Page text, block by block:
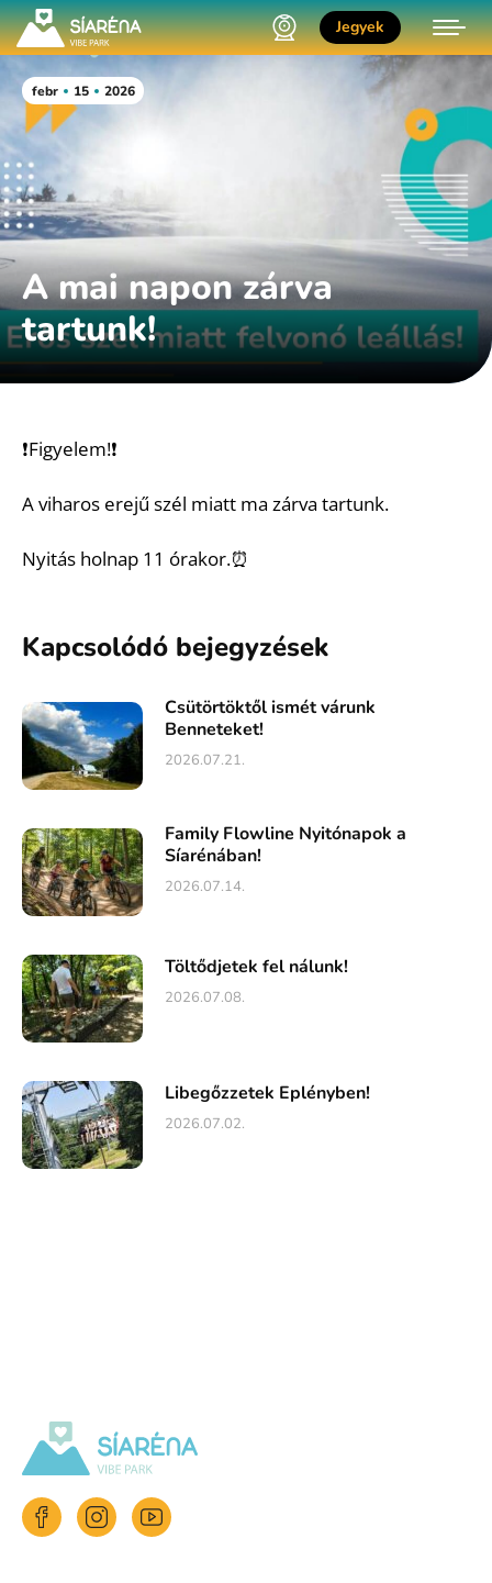
Jegyek
A mai napon zárva
tartunk!
febr 15 2026
❗️Figyelem!❗️
A viharos erejű szél miatt ma zárva tartunk.
Nyitás holnap 11 órakor.⏰️
Kapcsolódó bejegyzések
Csütörtöktől ismét várunk
Benneteket!
2026.07.21.
Family Flowline Nyitónapok a
Síarénában!
2026.07.14.
Töltődjetek fel nálunk!
2026.07.08.
Libegőzzetek Eplényben!
2026.07.02.